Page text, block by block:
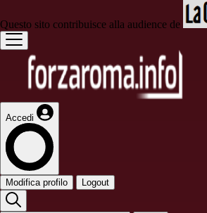
Questo sito contribuisce alla audience de
Accedi
Modifica profilo Logout